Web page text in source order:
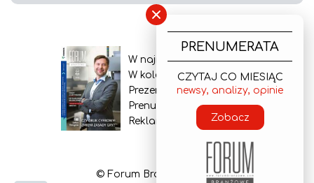
W najnowszym wydaniu
W kolejnym numerze
Prezentacja gazety
Prenumerata
Reklama
© Forum Branżowe 2026
×
PRENUMERATA
CZYTAJ CO MIESIĄC
newsy, analizy, opinie
Zobacz